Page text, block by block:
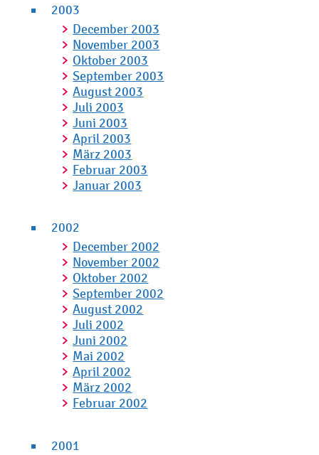
2003
December 2003
November 2003
Oktober 2003
September 2003
August 2003
Juli 2003
Juni 2003
April 2003
März 2003
Februar 2003
Januar 2003
2002
December 2002
November 2002
Oktober 2002
September 2002
August 2002
Juli 2002
Juni 2002
Mai 2002
April 2002
März 2002
Februar 2002
2001